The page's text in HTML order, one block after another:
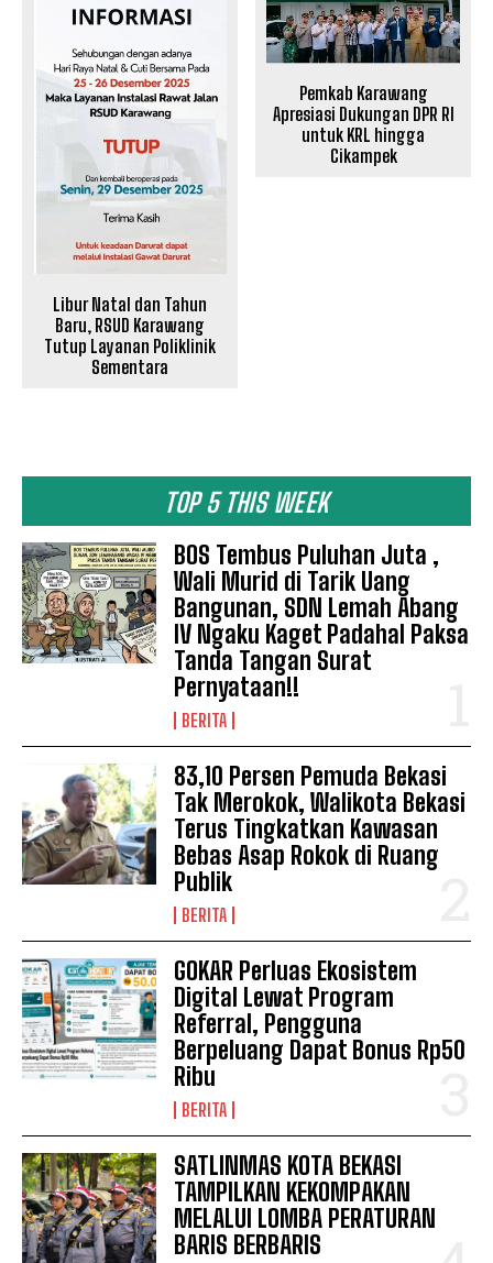
TOP 5 THIS WEEK
BOS Tembus Puluhan Juta ,
Wali Murid di Tarik Uang
Bangunan, SDN Lemah Abang
IV Ngaku Kaget Padahal Paksa
Tanda Tangan Surat
Pernyataan!!
BERITA
83,10 Persen Pemuda Bekasi
Tak Merokok, Walikota Bekasi
Terus Tingkatkan Kawasan
Bebas Asap Rokok di Ruang
Publik
BERITA
GOKAR Perluas Ekosistem
Digital Lewat Program
Referral, Pengguna
Berpeluang Dapat Bonus Rp50
Ribu
BERITA
SATLINMAS KOTA BEKASI
TAMPILKAN KEKOMPAKAN
MELALUI LOMBA PERATURAN
BARIS BERBARIS
Libur Natal dan Tahun
Baru, RSUD Karawang
Tutup Layanan Poliklinik
Sementara
Pemkab Karawang
Apresiasi Dukungan DPR RI
untuk KRL hingga
Cikampek